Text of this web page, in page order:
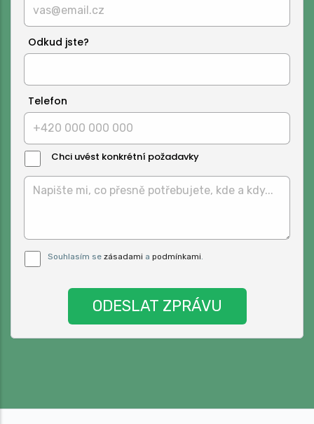
Odkud jste?
Telefon
Chci uvést konkrétní požadavky
Zprávy:
Pro odeslání musite odsouhlasit naše
podmínky.
Souhlasím se zásadami a podmínkami.